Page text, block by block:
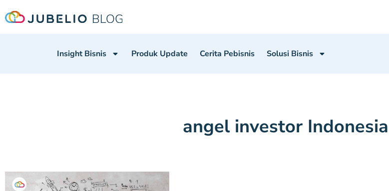
Insight Bisnis Produk Update Cerita Pebisnis Solusi Bisnis
angel investor Indonesia